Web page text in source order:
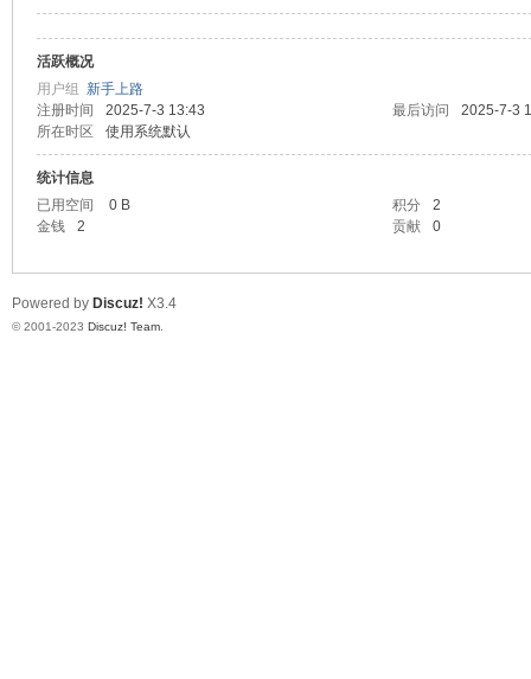
活跃概况
用户组 新手上路
注册时间
2025-7-3 13:43 最后访问
2025-7-3
所在时区
使用系统默认
统计信息
已用空间
0 B 积分
2
金钱
2 贡献 0
Powered by Discuz! X3.4
© 2001-2023 Discuz! Team